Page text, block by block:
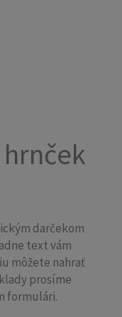
darčekom
text vám
môžete nahrať
prosíme
formulári.